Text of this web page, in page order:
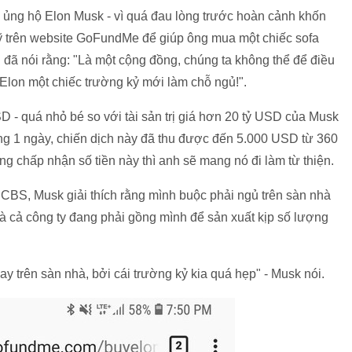
hộ Elon Musk - vì quá đau lòng trước hoàn cảnh khốn
website GoFundMe để giúp ông mua một chiếc sofa
nói rằng: "Là một cộng đồng, chúng ta không thể để điều
một chiếc trường kỷ mới làm chỗ ngủ!".
- quá nhỏ bé so với tài sản trị giá hơn 20 tỷ USD của Musk
1 ngày, chiến dịch này đã thu được đến 5.000 USD từ 360
chấp nhận số tiền này thì anh sẽ mang nó đi làm từ thiện.
Musk giải thích rằng mình buộc phải ngủ trên sàn nhà
cả công ty đang phải gồng mình để sản xuất kịp số lượng
trên sàn nhà, bởi cái trường kỷ kia quá hẹp" - Musk nói.